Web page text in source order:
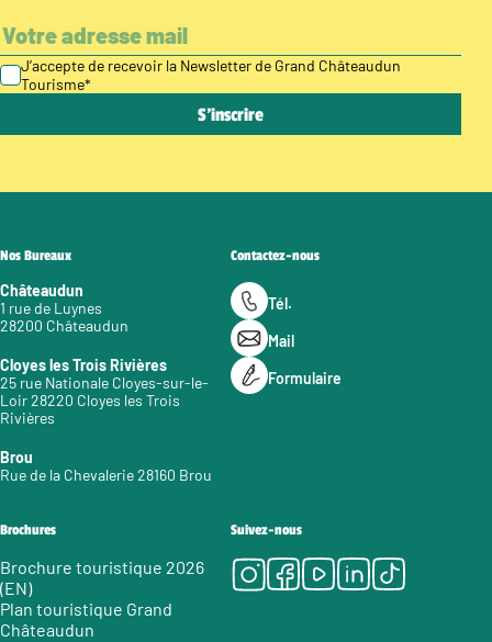
J’accepte de recevoir la Newsletter de Grand Châteaudun
Tourisme*
Nos Bureaux
Châteaudun
1 rue de Luynes
28200 Châteaudun
Cloyes les Trois Rivières
25 rue Nationale Cloyes-sur-le-
Loir 28220 Cloyes les Trois
Rivières
Brou
Rue de la Chevalerie 28160 Brou
Contactez-nous
Tél.
Mail
Formulaire
Brochures
Brochure touristique 2026
(EN)
Plan touristique Grand
Châteaudun
Suivez-nous
Instagram
Facebook
Youtube
LinkedIn
Tiktok